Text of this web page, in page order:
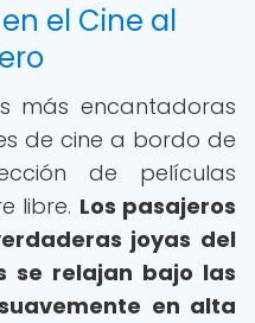
el Cine al
más encantadoras
de cine a bordo de
de películas
libre. Los pasajeros
joyas del
se relajan bajo las
en alta